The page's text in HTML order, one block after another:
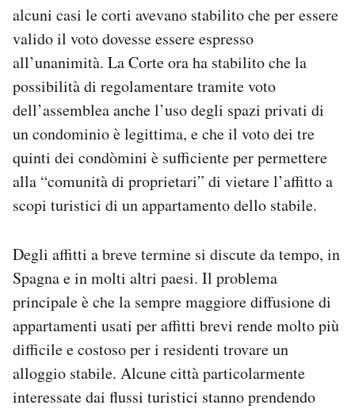
alcuni casi le corti avevano stabilito che per essere
valido il voto dovesse essere espresso
all’unanimità. La Corte ora ha stabilito che la
possibilità di regolamentare tramite voto
dell’assemblea anche l’uso degli spazi privati di
un condominio è legittima, e che il voto dei tre
quinti dei condòmini è sufficiente per permettere
alla “comunità di proprietari” di vietare l’affitto a
scopi turistici di un appartamento dello stabile.
Degli affitti a breve termine si discute da tempo, in
Spagna e in molti altri paesi. Il problema
principale è che la sempre maggiore diffusione di
appartamenti usati per affitti brevi rende molto più
difficile e costoso per i residenti trovare un
alloggio stabile. Alcune città particolarmente
interessate dai flussi turistici stanno prendendo